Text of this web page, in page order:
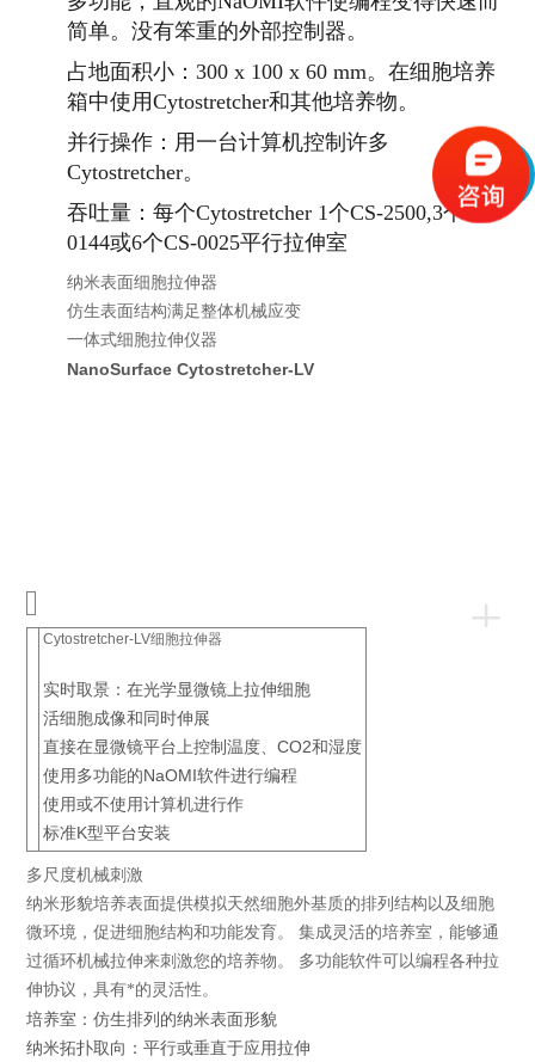
简单。没有笨重的外部控制器。
占地面积小：300 x 100 x 60 mm。在细胞培养
箱中使用Cytostretcher和其他培养物。
并行操作：用一台计算机控制许多
Cytostretcher。
吞吐量：每个Cytostretcher 1个CS-2500,3个CS-
0144或6个CS-0025平行拉伸室
纳米表面细胞拉伸器
仿生表面结构满足整体机械应变
一体式细胞拉伸仪器
NanoSurface Cytostretcher-LV
+
Cytostretcher-LV细胞拉伸器
实时取景：在光学显微镜上拉伸细胞
活细胞成像和同时伸展
直接在显微镜平台上控制温度、CO2和湿度
使用多功能的NaOMI软件进行编程
使用或不使用计算机进行作
标准K型平台安装
多尺度机械刺激
纳米形貌培养表面提供模拟天然细胞外基质的排列结构以及细胞
微环境，促进细胞结构和功能发育。 集成灵活的培养室，能够通
过循环机械拉伸来刺激您的培养物。 多功能软件可以编程各种拉
伸协议，具有*的灵活性。
培养室：仿生排列的纳米表面形貌
纳米拓扑取向：平行或垂直于应用拉伸